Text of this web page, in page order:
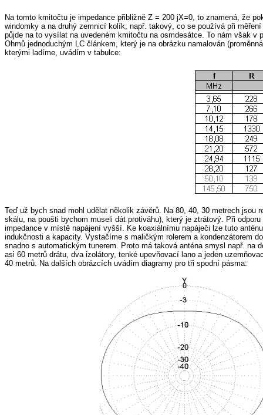
Na tomto kmitočtu je impedance přibližně Z = 200 jX=0, to znamená, že
windomky a na druhý zemnicí kolík, např. takový, co se používá při
půjde na to vysílat na uvedeném kmitočtu na osmdesátce. To nám však
Ohmů jednoduchým LC článkem, který je na obrázku namalován
kterými ladíme, uvádím v tabulce:
Teď už bych snad mohl udělat několik závěrů. Na 80, 40, 30 metrech
skálu, na poušti bychom museli dát protiváhu), který je ztrátový. Při
impedance v místě napájení vyšší. Ke koaxiálnímu napáječi lze tuto
indukčnosti a kapacity. Vystačíme s maličkým rolerem a kondenzátorem
snadno s automatickým tunerem. Proto má taková anténa smysl např. na
asi 60 metrů drátu, dva izolátory, tenké upevňovací lano a jeden
40 metrů. Na dalších obrázcích uvádím diagramy pro tři spodní pásma: